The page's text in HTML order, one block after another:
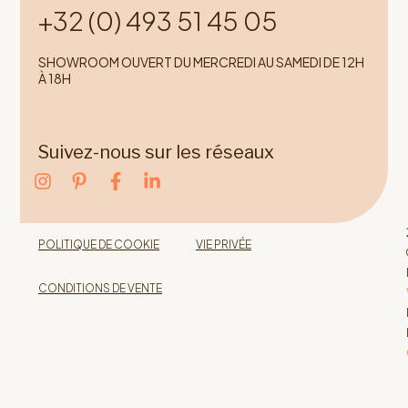
06.
+32 (0) 493 51 45 05
SHOWROOM OUVERT DU MERCREDI AU SAMEDI DE 12H
À 18H
Suivez-nous sur les réseaux
POLITIQUE DE COOKIE VIE PRIVÉE
CONDITIONS DE VENTE